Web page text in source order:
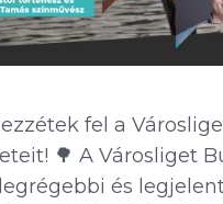
fel a
🌳 A Városliget
és